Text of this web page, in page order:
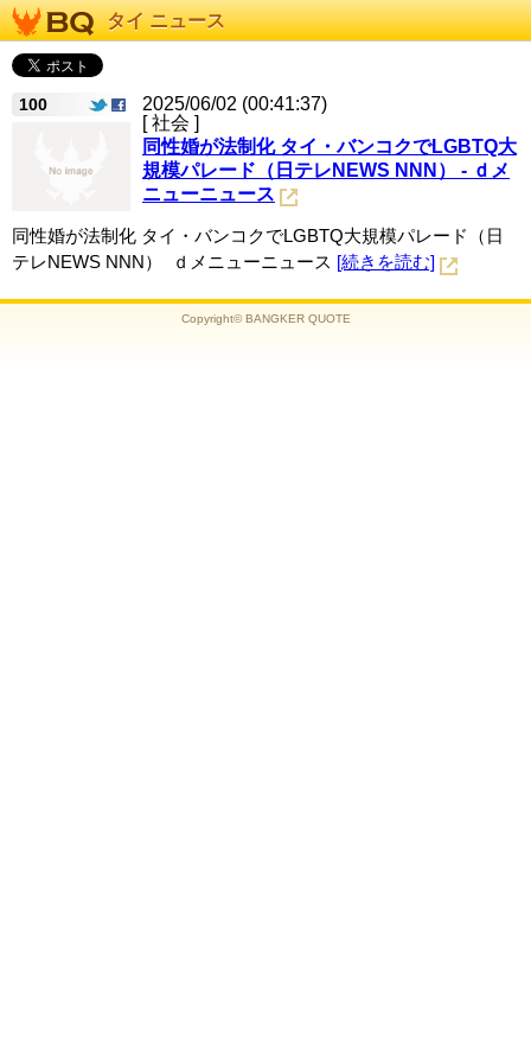
タイ ニュース
100
2025/06/02 (00:41:37)
[ 社会 ]
同性婚が法制化 タイ・バンコクでLGBTQ大
規模パレード（日テレNEWS NNN） - ｄメ
ニューニュース
同性婚が法制化 タイ・バンコクでLGBTQ大規模パレード（日
テレNEWS NNN） ｄメニューニュース [続きを読む]
Copyright© BANGKER QUOTE